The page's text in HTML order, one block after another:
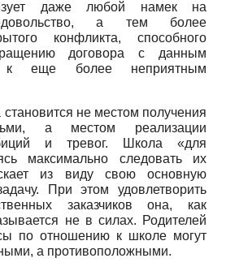
даже любой намек на
а тем более
конфликта, способного
договора с данным
к еще более неприятным
становится не местом получения
а местом реализации
и тревог. Школа «для
максимально следовать их
из виду свою основную
При этом удовлетворить
заказчиков она, как
не в силах. Родителей
по отношению к школе могут
а противоположными.